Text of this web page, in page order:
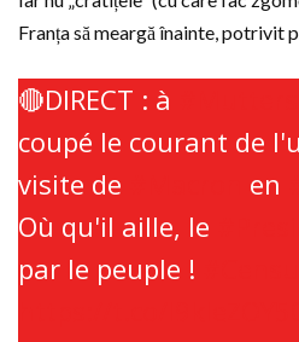
Franța să meargă înainte, potrivit
🔴DIRECT : à
coupé le courant de
visite de
en
Où qu'il aille, le
par le peuple !